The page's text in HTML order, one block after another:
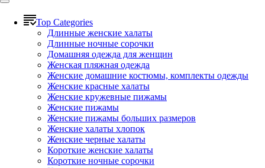
Top Categories
Длинные женские халаты
Длинные ночные сорочки
Домашняя одежда для женщин
Женская пляжная одежда
Женские домашние костюмы, комплекты одежды
Женские красные халаты
Женские кружевные пижамы
Женские пижамы
Женские пижамы больших размеров
Женские халаты хлопок
Женские черные халаты
Короткие женские халаты
Короткие ночные сорочки